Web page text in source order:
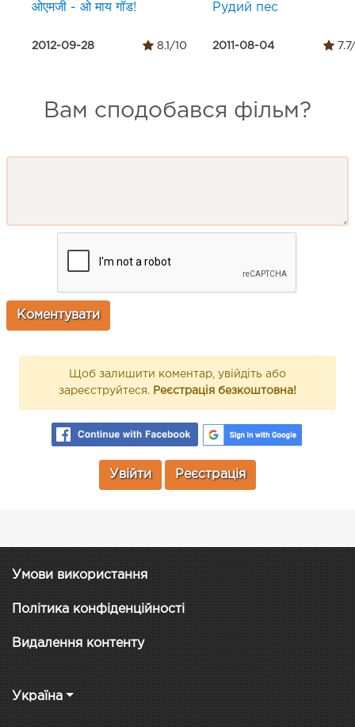
ओएमजी - ओ माय गॉड!
2012-09-28 8.1/10
Рудий пес
2011-08-04
Вам сподобався фільм?
Щоб залишити коментар, увійдіть або
зареєструйтеся. Реєстрація безкоштовна!
Увійти Реєстрація
Умови використання
Політика конфіденційності
Видалення контенту
Україна